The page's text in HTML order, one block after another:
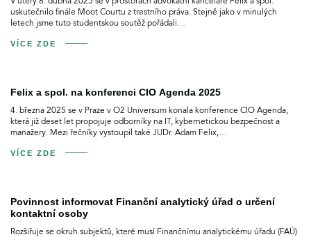
uskutečnilo finále Moot Courtu z trestního práva. Stejně jako v minulých
letech jsme tuto studentskou soutěž pořádali…
VÍCE ZDE
Felix a spol. na konferenci CIO Agenda 2025
4. března 2025 se v Praze v O2 Universum konala konference CIO Agenda,
která již deset let propojuje odborníky na IT, kybernetickou bezpečnost a
manažery. Mezi řečníky vystoupil také JUDr. Adam Felix,…
VÍCE ZDE
Povinnost informovat Finanční analytický úřad o určení
kontaktní osoby
Rozšiřuje se okruh subjektů, které musí Finančnímu analytickému úřadu (FAÚ)